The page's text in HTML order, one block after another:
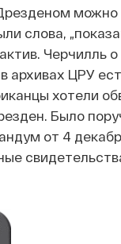
можно
слова,
Черчилль о
архивах ЦРУ
хотели
Было
от 4